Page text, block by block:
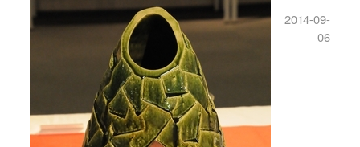
2014-09-
06